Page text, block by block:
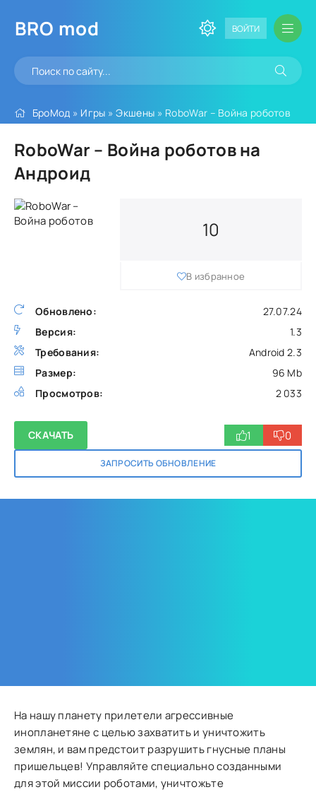
BRO mod ВОЙТИ
БроМод » Игры »Экшены » RoboWar – Война роботов
RoboWar – Война роботов на
Андроид
Обновлено:
27.07.24
Версия:
1.3
Требования:
Android 2.3
Размер:
96 Mb
Просмотров:
2 033
10
В избранное
СКАЧАТЬ
ЗАПРОСИТЬ ОБНОВЛЕНИЕ
1 0
На нашу планету прилетели агрессивные
инопланетяне с целью захватить и уничтожить
землян, и вам предстоит разрушить гнусные планы
пришельцев! Управляйте специально созданными
для этой миссии роботами, уничтожьте